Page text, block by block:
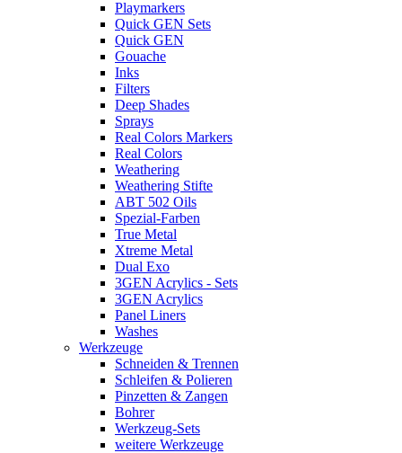
Playmarkers
Quick GEN Sets
Quick GEN
Gouache
Inks
Filters
Deep Shades
Sprays
Real Colors Markers
Real Colors
Weathering
Weathering Stifte
ABT 502 Oils
Spezial-Farben
True Metal
Xtreme Metal
Dual Exo
3GEN Acrylics - Sets
3GEN Acrylics
Panel Liners
Washes
Werkzeuge
Schneiden & Trennen
Schleifen & Polieren
Pinzetten & Zangen
Bohrer
Werkzeug-Sets
weitere Werkzeuge